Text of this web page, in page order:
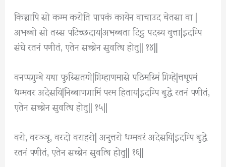
किञ्चापि सो कम्म करोति पापकं कायेन वाचाउद चेतसा वा |
अभब्बो सो तस्स पटिच्छदाय|अभब्बता दिट्ठ पदस्य वुत्ता|इदम्पि
संघे रतनं पणीतं, एतेन सच्चेन सुवत्थि होतु|| १४||
वनप्पगुम्बे यथा फुस्सितग्गे|गिम्हाणमासे पठिमस्मिं गिम्हे|त्तथूपमं
धम्मवर अदेसयि|निब्बाणगामिं परम हिताय|इदम्पि बुद्धे रतनं पणीतं,
एतेन सच्चेन सुवत्थि होतु|| १५||
वरो, वरञ्ञू, वरदो वराहरो| अनुत्तरो धम्मवरं अदेसयि|इदम्पि बुद्धे
रतनं पणीतं, एतेन सच्चेन सुवत्थि होतु|| १६||